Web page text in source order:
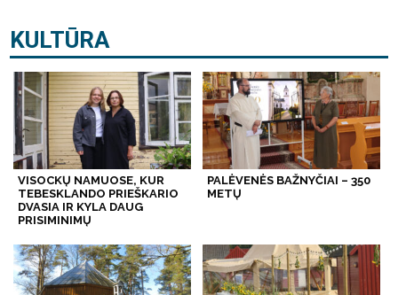
KULTŪRA
VISOCKŲ NAMUOSE, KUR
TEBESKLANDO PRIEŠKARIO
DVASIA IR KYLA DAUG
PRISIMINIMŲ
PALĖVENĖS BAŽNYČIAI – 350
METŲ